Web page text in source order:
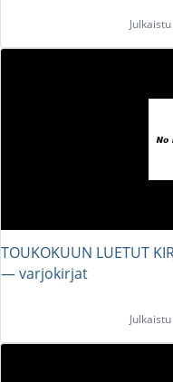
TOUKOKUUN LUETUT
― varjokirjat